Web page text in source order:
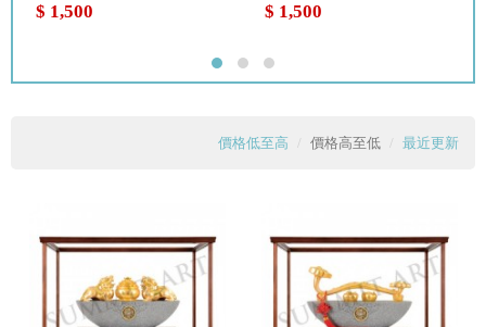
$ 1,500 $ 1,500
價格低至高 價格高至低 最近更新